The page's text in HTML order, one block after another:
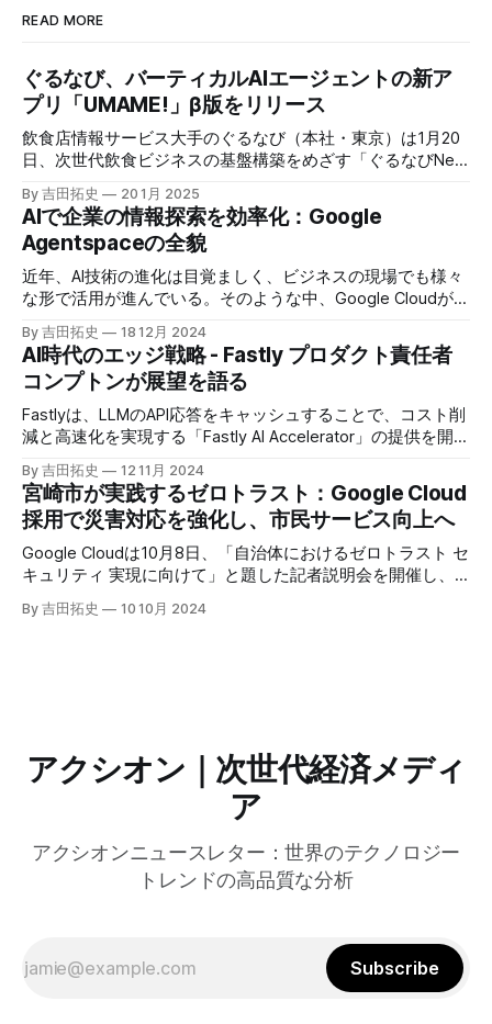
READ MORE
ぐるなび、バーティカルAIエージェントの新ア
プリ「UMAME!」β版をリリース
飲食店情報サービス大手のぐるなび（本社・東京）は1月20
日、次世代飲食ビジネスの基盤構築をめざす「ぐるなびNext
プロジェクト」の初成果として、新たな飲食店探索アプリ
「UMAME!（うまみー！）」のβ版を公開した。
By 吉田拓史 20 1月 2025
AIで企業の情報探索を効率化：Google
Agentspaceの全貌
近年、AI技術の進化は目覚ましく、ビジネスの現場でも様々
な形で活用が進んでいる。そのような中、Google Cloudが新
たに発表したGoogle Agentspaceは、いま注目を集めるAIエ
ージェントがエンタープライズITを大きく変革する予兆と言
えるだろう。
By 吉田拓史 18 12月 2024
AI時代のエッジ戦略 - Fastly プロダクト責任者
コンプトンが展望を語る
Fastlyは、LLMのAPI応答をキャッシュすることで、コスト削
減と高速化を実現する「Fastly AI Accelerator」の提供を開始
した。キップ・コンプトン最高プロダクト責任者（CPO）
は、類似した質問への応答を再利用し、効率的な処理を可能
にすると説明した。さらに、コンプトンは、エッジコンピュ
ーティングの利点を活かしたパーソナライズや、エッジにお
けるGPUの経済性、セキュリティへの取り組みなど、Fastly
のAI戦略について語った。
By 吉田拓史 12 11月 2024
宮崎市が実践するゼロトラスト：Google Cloud
採用で災害対応を強化し、市民サービス向上へ
Google Cloudは10月8日、「自治体におけるゼロトラスト セ
キュリティ 実現に向けて」と題した記者説明会を開催し、
自治体向けにゼロトラストセキュリティ導入を支援するプロ
グラムを発表した。宮崎市の事例では、Google Workspace
By 吉田拓史 10 10月 2024
アクシオン｜次世代経済メディ
ア
アクシオンニュースレター：世界のテクノロジー
トレンドの高品質な分析
Subscribe